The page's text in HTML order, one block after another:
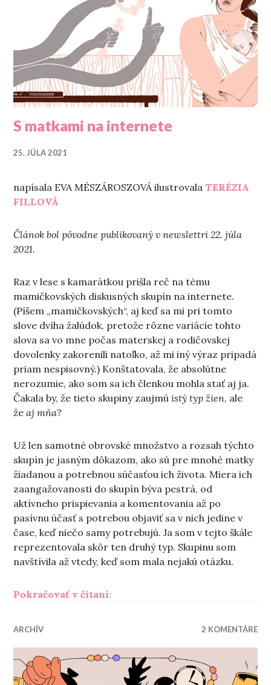
S matkami na internete
25. JÚLA 2021
napísala EVA MÉSZÁROSZOVÁ ilustrovala TERÉZIA
FILLOVÁ
Článok bol pôvodne publikovaný v newslettri 22. júla
2021.
Raz v lese s kamarátkou prišla reč na tému
mamičkovských diskusných skupín na internete.
(Píšem „mamičkovských“, aj keď sa mi pri tomto
slove dvíha žalúdok, pretože rôzne variácie tohto
slova sa vo mne počas materskej a rodičovskej
dovolenky zakorenili natoľko, až mi iný výraz pripadá
priam nespisovný.) Konštatovala, že absolútne
nerozumie, ako som sa ich členkou mohla stať aj ja.
Čakala by, že tieto skupiny zaujmúistý typ žien, ale
žeaj mňa?
Už len samotné obrovské množstvo a rozsah týchto
skupín je jasným dôkazom, ako sú pre mnohé matky
žiadanou a potrebnou súčasťou ich života. Miera ich
zaangažovanosti do skupín býva pestrá, od
aktívneho prispievania a komentovania až po
pasívnu účasť s potrebou objaviť sa v nich jedine v
čase, keď niečo samy potrebujú. Ja som v tejto škále
reprezentovala skôr ten druhý typ. Skupinu som
navštívila až vtedy, keď som mala nejakú otázku.
Pokračovať v čítaní:„S matkami na internete“
ARCHÍV 2 KOMENTÁRE